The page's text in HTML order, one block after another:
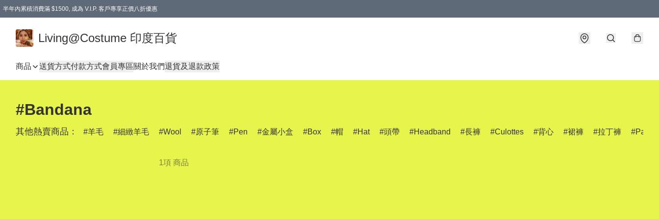
半年內累積消費滿 $1500, 成為 V.I.P. 客戶專享正價八折優惠
Living@Costume 印度百貨
商品 送貨方式付款方式會員專區關於我們退貨及退款政策
#Bandana
其他熱賣商品： 羊毛 細緻羊毛 Wool 原子筆 Pen 金屬小盒 Box 帽 Hat 頭帶 Headband 長褲 Culottes 背心 裙褲 拉丁褲 Pants
1項 商品